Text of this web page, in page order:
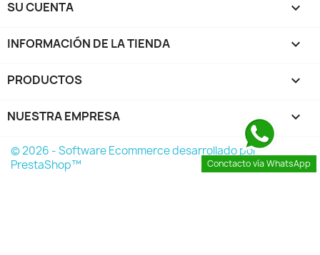
SU CUENTA 
INFORMACIÓN DE LA TIENDA keyboard_arrow_down
PRODUCTOS 
NUESTRA EMPRESA 
© 2026 - Software Ecommerce desarrollado por
PrestaShop™
Conctacto vía WhatsApp